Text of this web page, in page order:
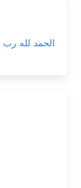
الحمد لله رب